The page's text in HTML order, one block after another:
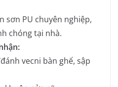
sơn PU chuyên nghiệp,
chóng tại nhà.
vecni bàn ghế, sập